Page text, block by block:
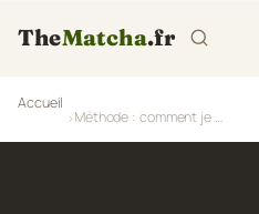
TheMatcha.fr
Accueil
Méthode : comment je note les tests de matcha